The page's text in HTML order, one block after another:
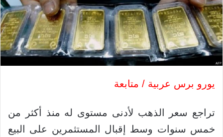
يورو برس عربية / متابعة
تراجع سعر الذهب لأدنى مستوى له منذ أكثر من
خمس سنوات وسط إقبال المستثمرين على البيع